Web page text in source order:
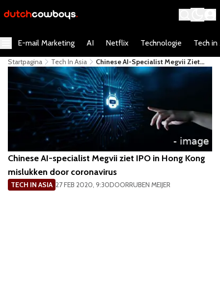
E-mail Marketing AI Netflix Technologie Tech in
Startpagina Tech In Asia
Chinese AI-Specialist Megvii Ziet
IPO In Hong Kong Mislukken Door
Coronavirus
Chinese AI-specialist Megvii ziet IPO in Hong Kong
mislukken door coronavirus
TECH IN ASIA 27 FEB 2020, 9:30DOORRUBEN MEIJER